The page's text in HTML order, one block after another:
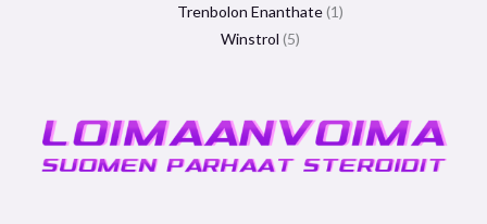
Trenbolon Enanthate 1
Winstrol 5